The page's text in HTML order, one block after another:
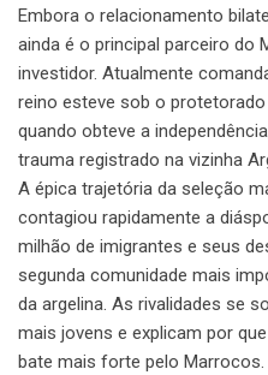
Embora o relacionamento
ainda é o principal parceiro do
investidor. Atualmente
reino esteve sob o
quando obteve a
trauma registrado na vizinha
A épica trajetória da seleção
contagiou rapidamente a
milhão de imigrantes e seus
segunda comunidade mais
da argelina. As rivalidades se
mais jovens e explicam por
bate mais forte pelo Marrocos.